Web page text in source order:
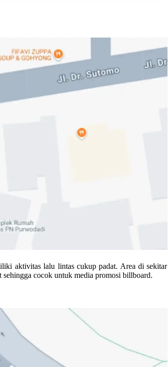
aktivitas lalu lintas cukup padat. Area di sekitar
cocok untuk media promosi billboard.